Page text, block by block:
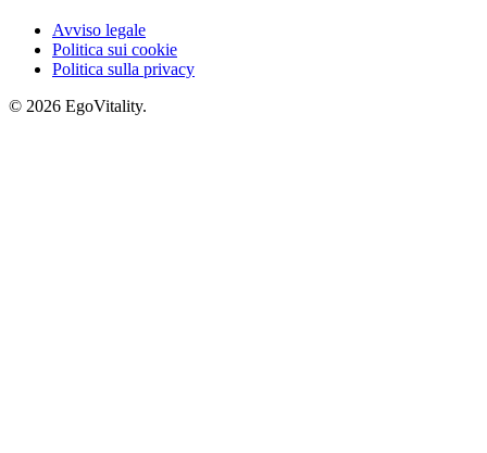
Avviso legale
Politica sui cookie
Politica sulla privacy
© 2026 EgoVitality.